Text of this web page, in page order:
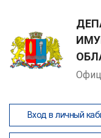
Вход в личный